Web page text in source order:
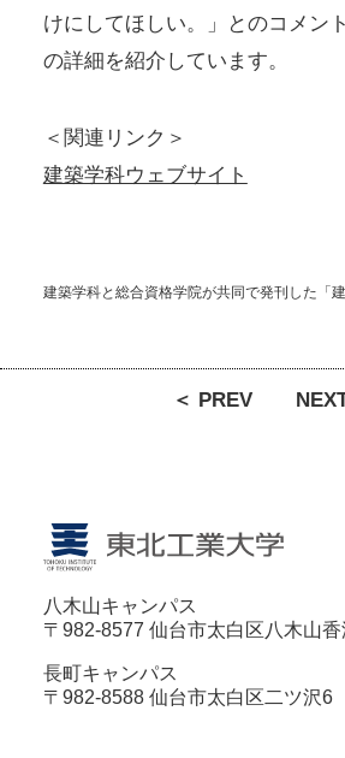
けにしてほしい。」とのコメン
の詳細を紹介しています。
＜関連リンク＞
建築学科ウェブサイト
建築学科と総合資格学院が共同で発刊した「建
＜ PREV
八木山キャンパス
〒982-8577 仙台市太白区八木山
長町キャンパス
〒982-8588 仙台市太白区二ツ沢6